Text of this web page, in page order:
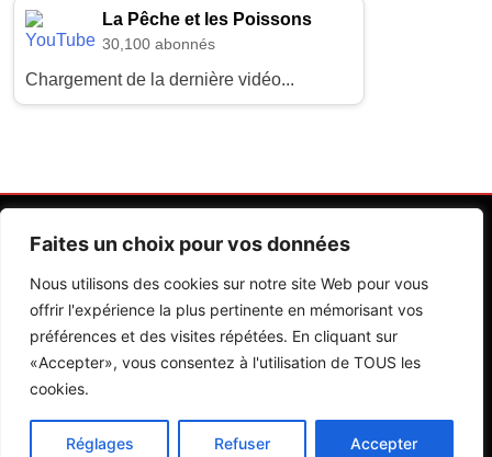
Faites un choix pour vos données
Nous utilisons des cookies sur notre site Web pour vous
offrir l'expérience la plus pertinente en mémorisant vos
préférences et des visites répétées. En cliquant sur
«Accepter», vous consentez à l'utilisation de TOUS les
cookies.
Réglages Refuser Accepter
La Pêche et les Poissons
30,100 abonnés
Chargement de la dernière vidéo...
Contactez Nos Rédactions Mentions Légales